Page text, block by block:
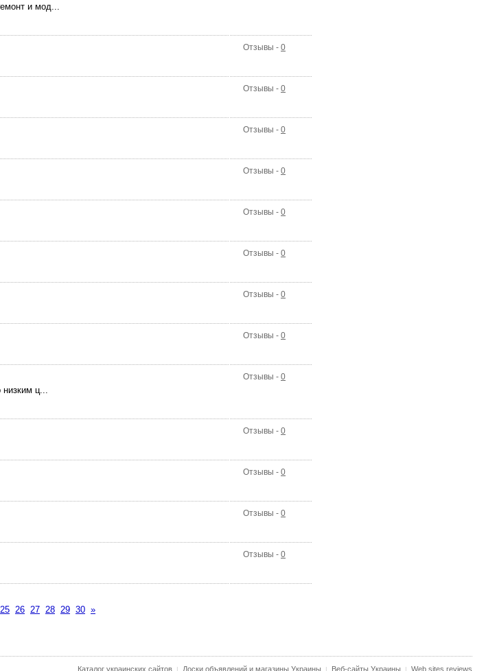
и мод...
Отзывы - 0
Отзывы - 0
Отзывы - 0
Отзывы - 0
Отзывы - 0
Отзывы - 0
Отзывы - 0
Отзывы - 0
низким ц...
Отзывы - 0
Отзывы - 0
Отзывы - 0
Отзывы - 0
Отзывы - 0
25 26 27 28 29 30 »
Каталог украинских сайтов | Доски объявлений и магазины Украины | Веб-сайты Украины | Web sites reviews